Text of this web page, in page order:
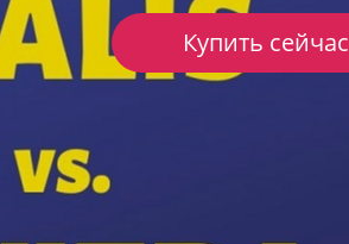
Купить сейчас